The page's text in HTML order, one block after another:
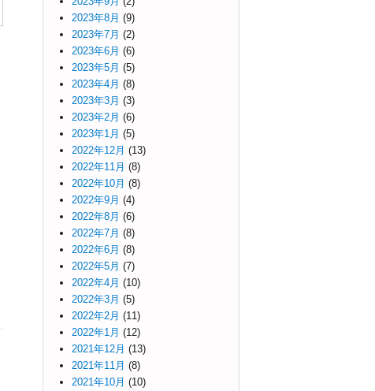
2023年8月 (9)
2023年7月 (2)
2023年6月 (6)
2023年5月 (5)
2023年4月 (8)
2023年3月 (3)
2023年2月 (6)
2023年1月 (5)
2022年12月 (13)
2022年11月 (8)
2022年10月 (8)
2022年9月 (4)
2022年8月 (6)
2022年7月 (8)
2022年6月 (8)
2022年5月 (7)
2022年4月 (10)
2022年3月 (5)
2022年2月 (11)
2022年1月 (12)
2021年12月 (13)
2021年11月 (8)
2021年10月 (10)